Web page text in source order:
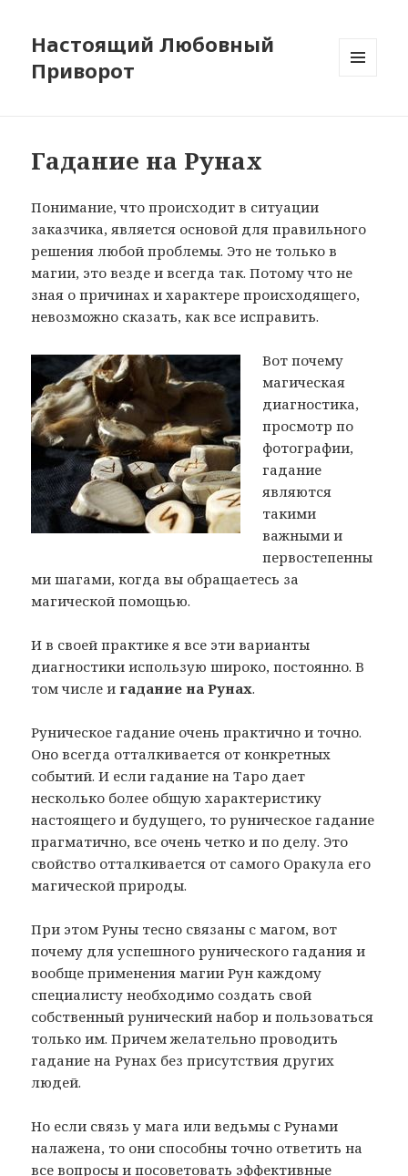
Настоящий Любовный
Приворот
Гадание на Рунах
Понимание, что происходит в ситуации
заказчика, является основой для правильного
решения любой проблемы. Это не только в
магии, это везде и всегда так. Потому что не
зная о причинах и характере происходящего,
невозможно сказать, как все исправить.
Вот почему
магическая
диагностика,
просмотр по
фотографии,
гадание
являются
такими
важными и
первостепенны
ми шагами, когда вы обращаетесь за
магической помощью.
И в своей практике я все эти варианты
диагностики использую широко, постоянно. В
том числе игадание на Рунах.
Руническое гадание очень практично и точно.
Оно всегда отталкивается от конкретных
событий. И если гадание на Таро дает
несколько более общую характеристику
настоящего и будущего, то руническое гадание
прагматично, все очень четко и по делу. Это
свойство отталкивается от самого Оракула его
магической природы.
При этом Руны тесно связаны с магом, вот
почему для успешного рунического гадания и
вообще применения магии Рун каждому
специалисту необходимо создать свой
собственный рунический набор и пользоваться
только им. Причем желательно проводить
гадание на Рунах без присутствия других
людей.
Но если связь у мага или ведьмы с Рунами
налажена, то они способны точно ответить на
все вопросы и посоветовать эффективные